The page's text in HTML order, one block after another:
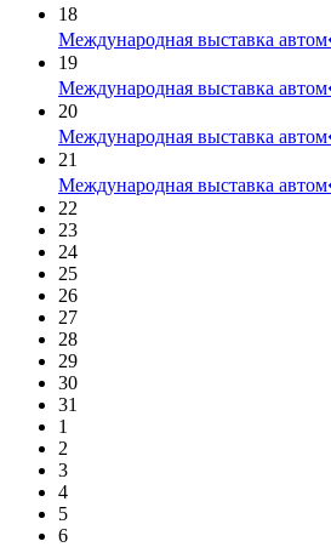
18
Международная выставка
19
Международная выставка
20
Международная выставка
21
Международная выставка
22
23
24
25
26
27
28
29
30
31
1
2
3
4
5
6